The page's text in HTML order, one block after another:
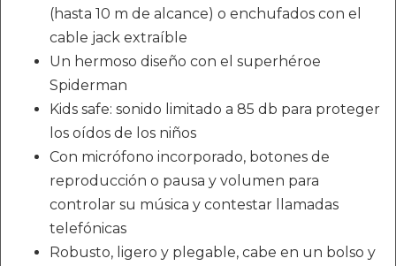
(hasta 10 m de alcance) o enchufados con el
cable jack extraíble
Un hermoso diseño con el superhéroe
Spiderman
Kids safe: sonido limitado a 85 db para proteger
los oídos de los niños
Con micrófono incorporado, botones de
reproducción o pausa y volumen para
controlar su música y contestar llamadas
telefónicas
Robusto, ligero y plegable, cabe en un bolso y